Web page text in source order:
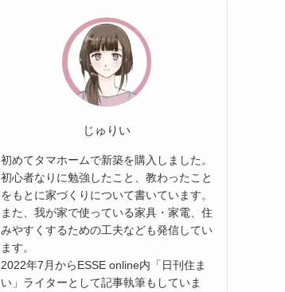
じゅりい
初めてタマホームで新築を購入しました。
初心者なりに勉強したこと、教わったこと
をもとに家づくりについて書いています。
また、我が家で使っている家具・家電、住
みやすくするための工夫なども発信してい
ます。
2022年7月からESSE online内「日刊住ま
い」ライターとして記事執筆もしていま